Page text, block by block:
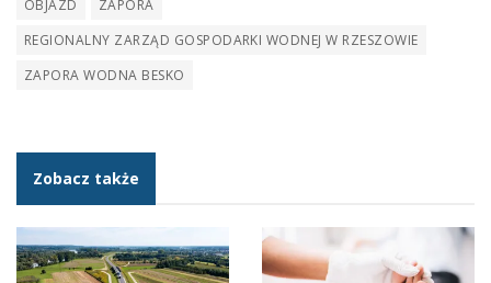
OBJAZD
ZAPORA
REGIONALNY ZARZĄD GOSPODARKI WODNEJ W RZESZOWIE
ZAPORA WODNA BESKO
Zobacz także